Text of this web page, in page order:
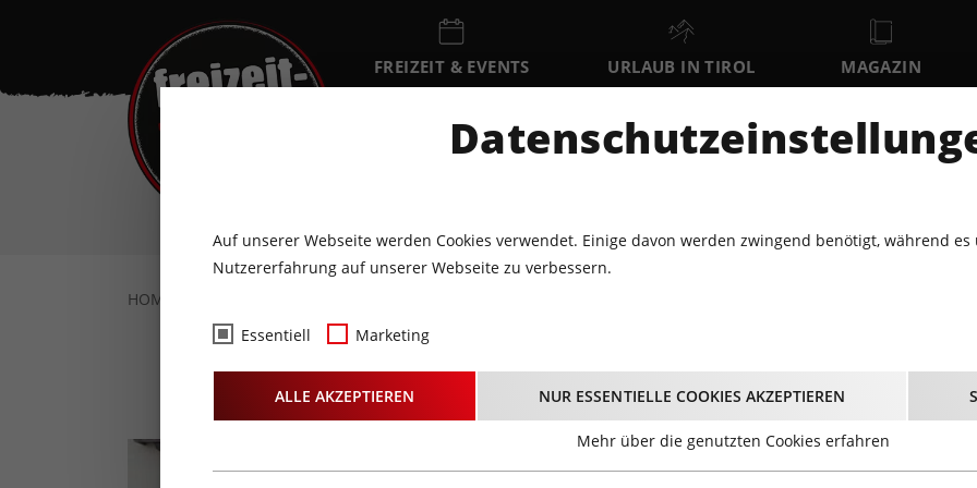
FREIZEIT & EVENTS URLAUB IN TIROL MAGAZIN
EVENTKALENDER
SA SO MO 11
HOME
Amraser
Auf unserer Webseite werden Cookies verwendet. Einige davon werden zwingend benötigt, während
Nutzererfahrung auf unserer Webseite zu verbessern.
Essentiell Marketing
ALLE AKZEPTIEREN NUR ESSENTIELLE COOKIES AKZEPTIEREN
Mehr über die genutzten Cookies erfahren